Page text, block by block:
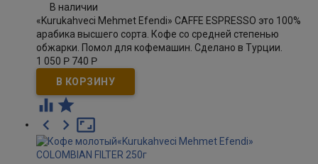
В наличии
«Kurukahveci Mehmet Efendi» CAFFE ESPRESSO это 100%
арабика высшего сорта. Кофе со средней степенью
обжарки. Помол для кофемашин. Сделано в Турции.
1 050 Р 740 Р
 

 